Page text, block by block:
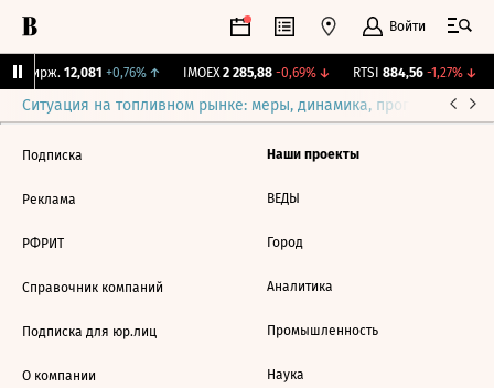
Войти
Бирж. 12,081 +0,76%↑ IMOEX 2 285,88 -0,69%↓ RTSI 884,56 -1,27%↓
Ситуация на топливном рынке: меры, динамика, прогнозы
Подписка
Реклама
РФРИТ
Справочник компаний
Подписка для юр.лиц
О компании
Наши проекты
ВЕДЫ
Город
Аналитика
Промышленность
Наука